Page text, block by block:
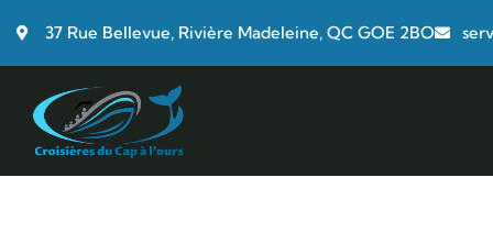
37 Rue Bellevue, Rivière Madeleine, QC GOE 2BO